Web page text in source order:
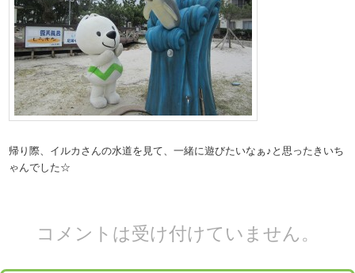
帰り際、イルカさんの水道を見て、一緒に遊びたいなぁ♪と思ったきいち
ゃんでした☆
コメントは受け付けていません。